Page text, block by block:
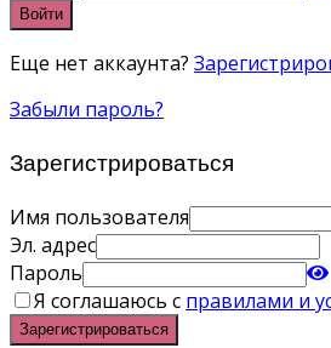
Войти
Еще нет аккаунта?
Забыли пароль?
Зарегистрироваться
Имя пользователя
Эл. адрес
Пароль
Я соглашаюсь с правилами и
Зарегистрироваться